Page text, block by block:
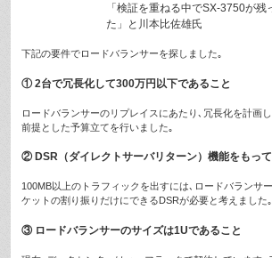
「検証を重ねる中でSX-3750が残
た」と川本比佐雄氏
下記の要件でロードバランサーを探しました｡
① 2台で冗長化して300万円以下であること
ロードバランサーのリプレイスにあたり､冗長化を計画
前提とした予算立てを行いました｡
② DSR（ダイレクトサーバリターン）機能をもっ
100MB以上のトラフィックを出すには､ロードバランサ
ケットの割り振りだけにできるDSRが必要と考えました｡
③ ロードバランサーのサイズは1Uであること